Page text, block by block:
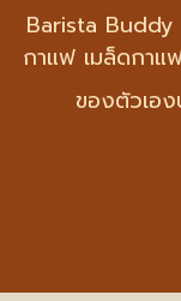
Barista Buddy
กาแฟ เมล็ดกาแ
ของตัวเอง